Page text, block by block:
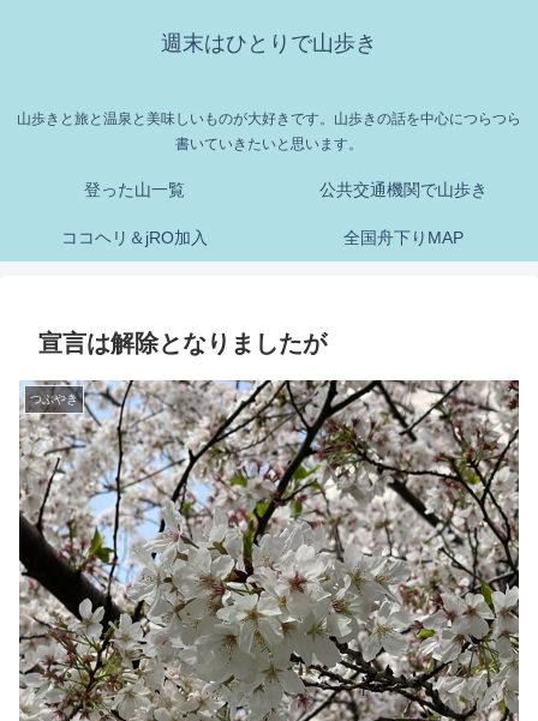
週末はひとりで山歩き
山歩きと旅と温泉と美味しいものが大好きです。山歩きの話を中心につらつら
書いていきたいと思います。
登った山一覧 公共交通機関で山歩き
ココヘリ＆jRO加入 全国舟下りMAP
宣言は解除となりましたが
つぶやき